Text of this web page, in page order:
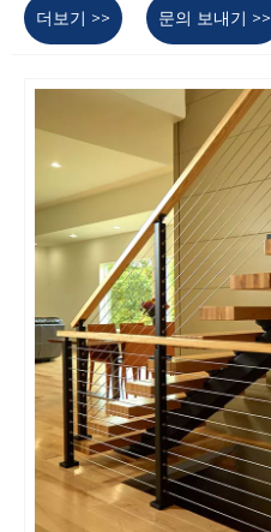
더보기 >> 문의 보내기 >>